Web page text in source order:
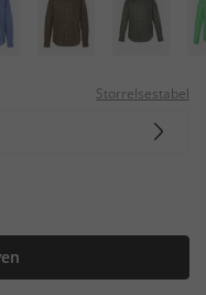
Storrelsestabel